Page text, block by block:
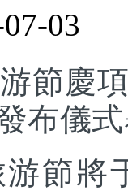
03
節慶
布儀
將于